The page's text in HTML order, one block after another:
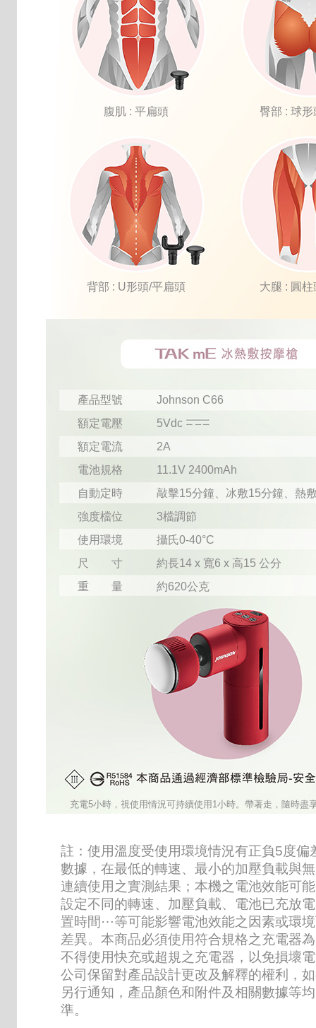
腹肌 : 平扁頭 臀部 : 球
背部 : U形頭/平扁頭 大腿 : 圓
產品型號
額定電壓
額定電流
電池規格
自動定時
強度檔位
使用環境
尺 寸
重 量
Johnson C66
5Vdc
2A
11.1V 2400mAh
敲擊15分鐘、冰敷15分鐘、熱
3檔調節
攝氏0-40°C
約長14 x 寬6 x 高15 公分
約620公克
充電5小時，視使用情況可持續使用1小時。帶著走，隨時盡
註：使用溫度受使用環境情況有正負5度偏
數據，在最低的轉速、最小的加壓負載與
連續使用之實測結果；本機之電池效能可
設定不同的轉速、加壓負載、電池已充放
置時間⋯等可能影響電池效能之因素或環
差異。本商品必須使用符合規格之充電器
不得使用快充或超規之充電器，以免損壞
公司保留對產品設計更改及解釋的權利，
另行通知，產品顏色和附件及相關數據等
準。